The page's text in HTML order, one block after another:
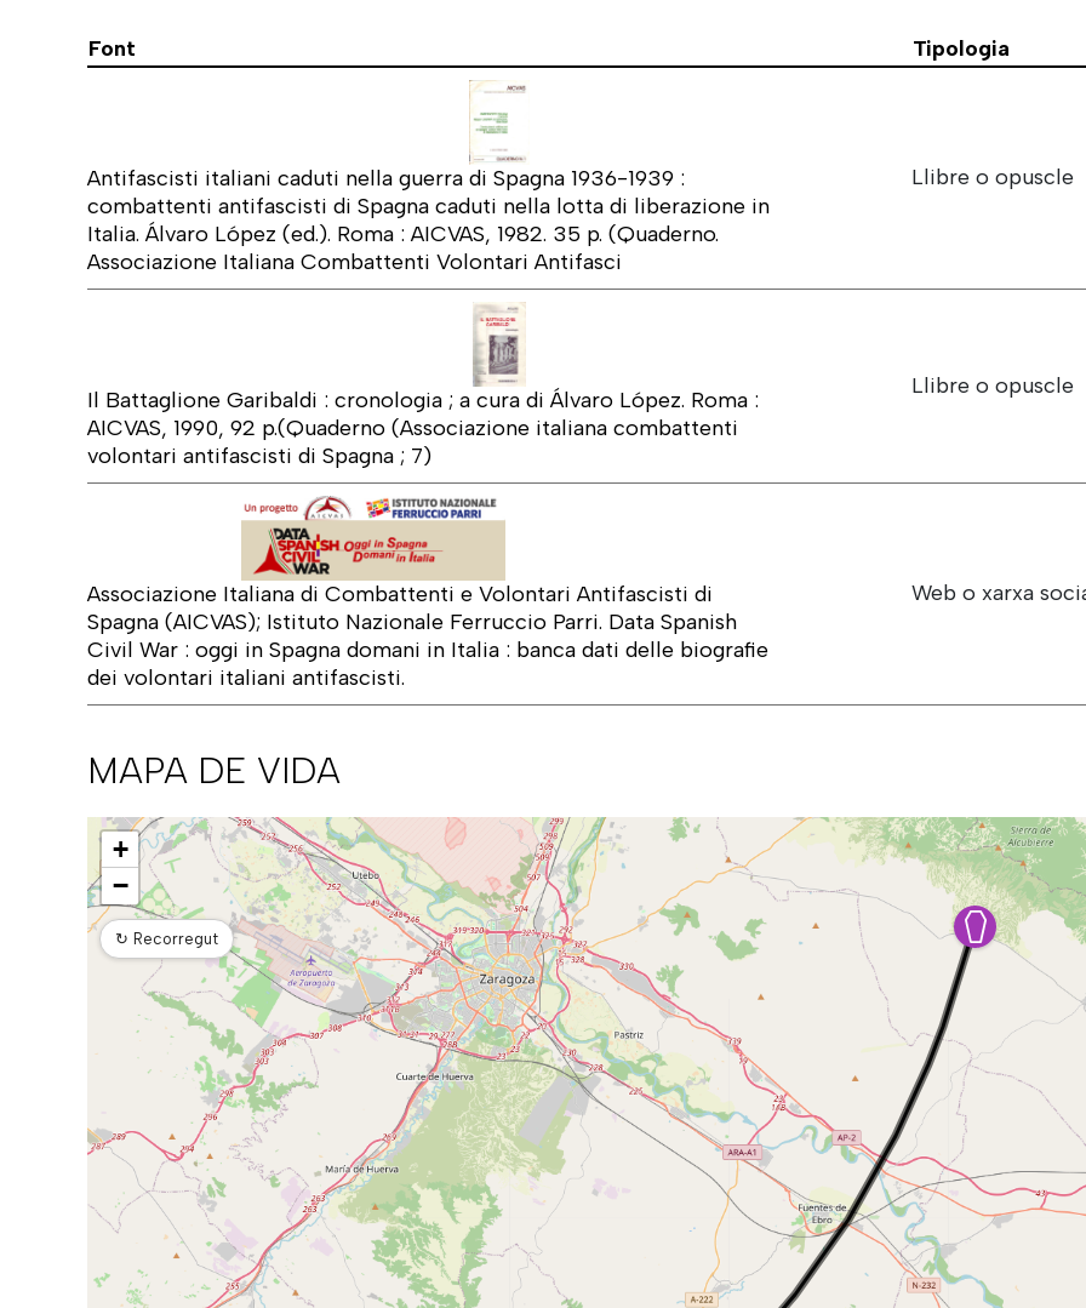
Font Tipologia
Antifascisti italiani caduti nella guerra di Spagna 1936-1939 :
combattenti antifascisti di Spagna caduti nella lotta di liberazione in
Italia. Álvaro López (ed.). Roma : AICVAS, 1982. 35 p. (Quaderno.
Associazione Italiana Combattenti Volontari Antifasci
Llibre o opuscle
Il Battaglione Garibaldi : cronologia ; a cura di Álvaro López. Roma :
AICVAS, 1990, 92 p.(Quaderno (Associazione italiana combattenti
volontari antifascisti di Spagna ; 7)
Llibre o opuscle
Associazione Italiana di Combattenti e Volontari Antifascisti di
Spagna (AICVAS); Istituto Nazionale Ferruccio Parri. Data Spanish
Civil War : oggi in Spagna domani in Italia : banca dati delle biografie
dei volontari italiani antifascisti.
Web o xarxa
MAPA DE VIDA
Mapa
+
−
↻ Recorregut